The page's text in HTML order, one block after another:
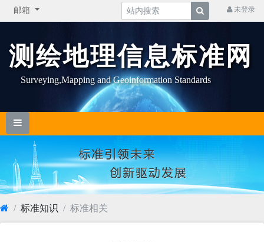
邮箱 未登录
测绘地理信息标准网
Surveying,Mapping and Geoinformation Standards
标准知识 标准相关